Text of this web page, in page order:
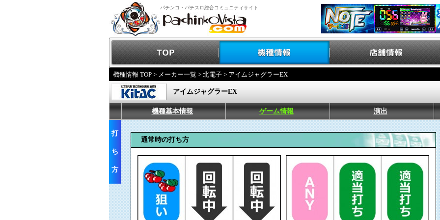
パチンコ・パチスロ総合コミュニティサイト
機種情報 TOP > メーカー一覧 > 北電子 > アイムジャグラーEX
アイムジャグラーEX
機種基本情報 ゲーム情報 演出
打
ち
方
通常時の打ち方